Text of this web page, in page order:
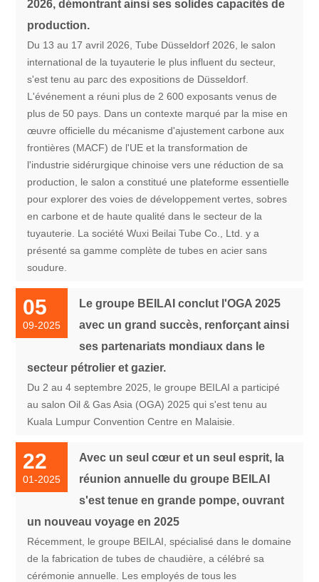
2026, démontrant ainsi ses solides capacités de
production.
Du 13 au 17 avril 2026, Tube Düsseldorf 2026, le salon
international de la tuyauterie le plus influent du secteur,
s'est tenu au parc des expositions de Düsseldorf.
L'événement a réuni plus de 2 600 exposants venus de
plus de 50 pays. Dans un contexte marqué par la mise en
œuvre officielle du mécanisme d'ajustement carbone aux
frontières (MACF) de l'UE et la transformation de
l'industrie sidérurgique chinoise vers une réduction de sa
production, le salon a constitué une plateforme essentielle
pour explorer des voies de développement vertes, sobres
en carbone et de haute qualité dans le secteur de la
tuyauterie. La société Wuxi Beilai Tube Co., Ltd. y a
présenté sa gamme complète de tubes en acier sans
soudure.
05
09-2025
Le groupe BEILAI conclut l'OGA 2025
avec un grand succès, renforçant ainsi
ses partenariats mondiaux dans le
secteur pétrolier et gazier.
Du 2 au 4 septembre 2025, le groupe BEILAI a participé
au salon Oil & Gas Asia (OGA) 2025 qui s'est tenu au
Kuala Lumpur Convention Centre en Malaisie.
22
01-2025
Avec un seul cœur et un seul esprit, la
réunion annuelle du groupe BEILAI
s'est tenue en grande pompe, ouvrant
un nouveau voyage en 2025
Récemment, le groupe BEILAI, spécialisé dans le domaine
de la fabrication de tubes de chaudière, a célébré sa
cérémonie annuelle. Les employés de tous les